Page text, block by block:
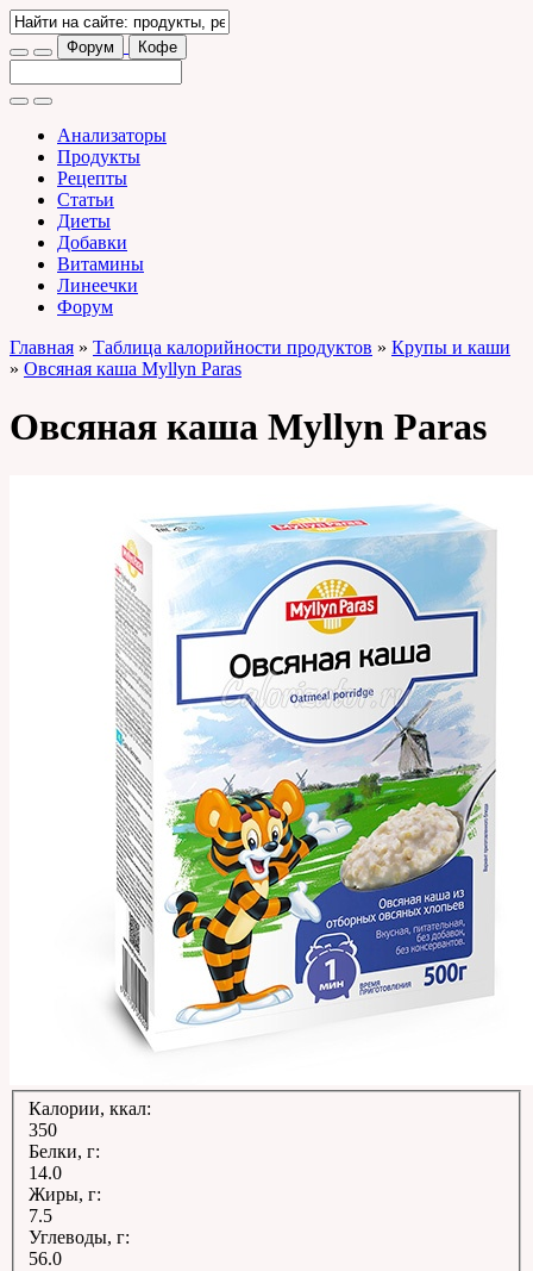
Форум Кофе
Анализаторы
Продукты
Рецепты
Статьи
Диеты
Добавки
Витамины
Линеечки
Форум
Главная » Таблица калорийности продуктов » Крупы и каши
» Овсяная каша Myllyn Paras
Овсяная каша Myllyn Paras
Калории, ккал:
350
Белки, г:
14.0
Жиры, г:
7.5
Углеводы, г:
56.0